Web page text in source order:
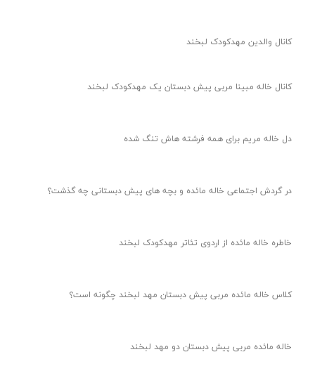
کانال والدین مهدکودک لبخند
کانال خاله مبینا مربی پیش دبستان یک مهدکودک لبخند
دل خاله مریم برای همه فرشته هاش تنگ شده
در گردش اجتماعی خاله مائده و بچه های پیش دبستانی چه گذشت؟
خاطره خاله مائده از اردوی تئاتر مهدکودک لبخند
کلاس خاله مائده مربی پیش دبستان مهد لبخند چگونه است؟
خاله مائده مربی پیش دبستان دو مهد لبخند